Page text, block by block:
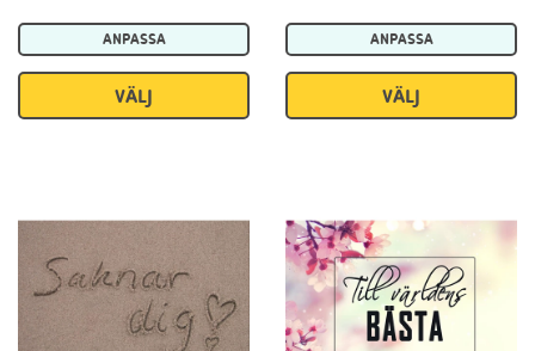
ANPASSA
VÄLJ
ANPASSA
VÄLJ